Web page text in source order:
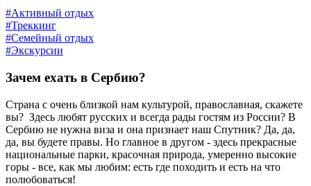
#Активный отдых
#Треккинг
#Семейный отдых
#Экскурсии
Зачем ехать в Сербию?
Страна с очень близкой нам культурой, православная, скажете
вы? Здесь любят русских и всегда рады гостям из России? В
Сербию не нужна виза и она признает наш Спутник? Да, да,
да, вы будете правы. Но главное в другом - здесь прекрасные
национальные парки, красочная природа, умеренно высокие
горы - все, как мы любим: есть где походить и есть на что
полюбоваться!